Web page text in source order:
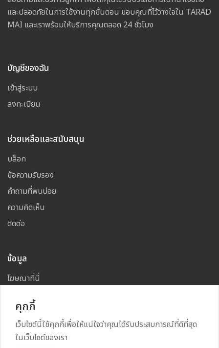
และปลอดภัยในการใช้งานทุกขั้นตอน ขอบคุณที่ไว้วางใจใน TARAD
MAI และเราพร้อมให้บริการคุณตลอด 24 ชั่วโมง
บัญชีของฉัน
เข้าสู่ระบบ
ลงทะเบียน
ช่วยเหลือและสนับสนุน
บล็อก
ข้อความรับรอง
คำถามที่พบบ่อย
ความคิดเห็น
ติดต่อ
ข้อมูล
โฆษณาที่นี่
คุกกี้
เว็บไซต์นี้ใช้คุกกี้เพื่อให้แน่ใจว่าคุณได้รับประสบการณ์ที่ดีที่สุด
ในเว็บไซต์ของเรา